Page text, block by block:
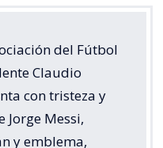
del Fútbol
Claudio
con tristeza y
Messi,
y emblema,